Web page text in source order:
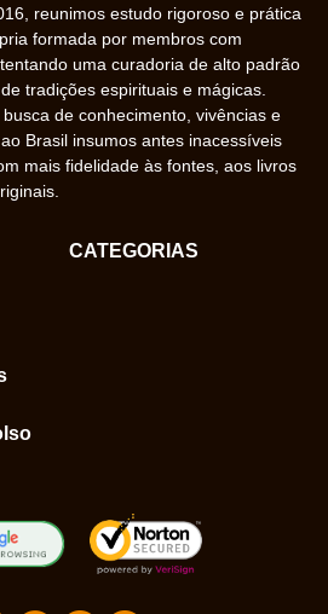
reunimos estudo rigoroso e prática
formada por membros com
uma curadoria de alto padrão
tradições espirituais e mágicas.
de conhecimento, vivências e
Brasil insumos antes inacessíveis
mais fidelidade às fontes, aos livros
CATEGORIAS